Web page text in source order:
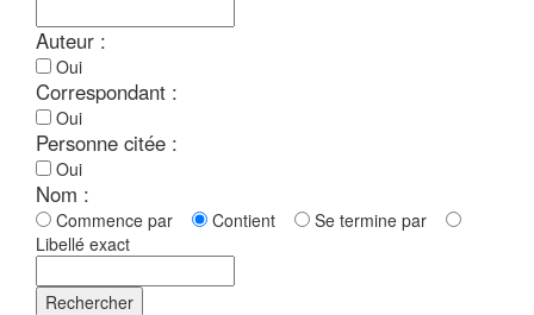
Auteur :
Oui
Correspondant :
Oui
Personne citée :
Oui
Nom :
Commence par Contient
Se termine par
Libellé exact
Rechercher